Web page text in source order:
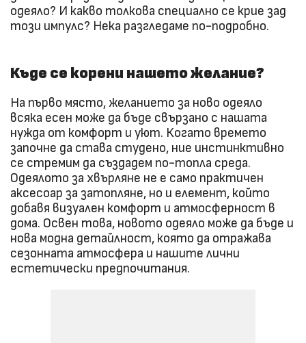
одеяло? И какво толкова специално се крие зад
този импулс? Нека разгледаме по-подробно.
Къде се корени нашето желание?
На първо място, желанието за ново одеяло
всяка есен може да бъде свързано с нашата
нужда от комфорт и уют. Когато времето
започне да става студено, ние инстинктивно
се стремим да създадем по-топла среда.
Одеялото за хвърляне не е само практичен
аксесоар за затопляне, но и елемент, който
добавя визуален комфорт и атмосферност в
дома. Освен това, новото одеяло може да бъде и
нова модна детайлност, която да отражава
сезонната атмосфера и нашите лични
естетически предпочитания.